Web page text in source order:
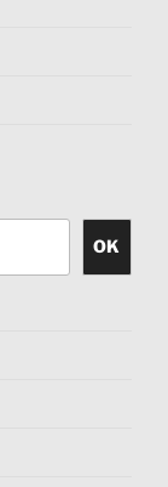
OK